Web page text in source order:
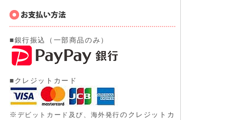
■銀行振込（一部商品のみ）
■クレジットカード
※ デビットカード及び、 海外発行のクレジットカ